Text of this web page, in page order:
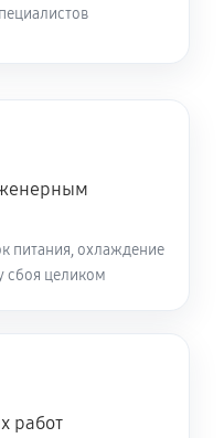
питания, охлаждение
сбоя целиком
работ